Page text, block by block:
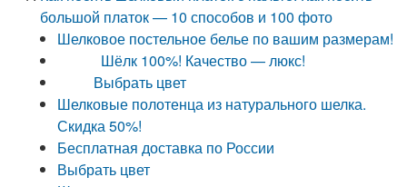
большой платок — 10 способов и 100 фото
Шелковое постельное белье по вашим размерам!
Шёлк 100%! Качество — люкс!
Выбрать цвет
Шелковые полотенца из натурального шелка.
Скидка 50%!
Бесплатная доставка по России
Выбрать цвет